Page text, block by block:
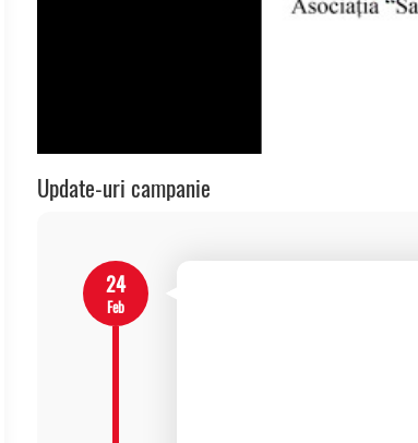
Update-uri campanie
24
Feb